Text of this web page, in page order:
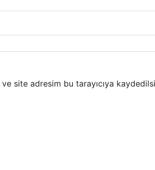
site adresim bu tarayıcıya